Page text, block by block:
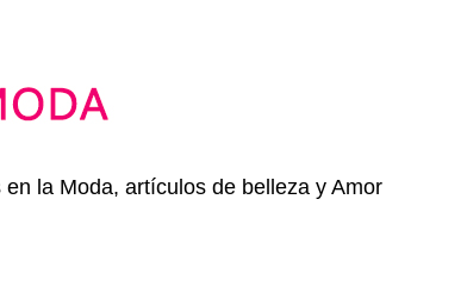
la Moda, artículos de belleza y Amor